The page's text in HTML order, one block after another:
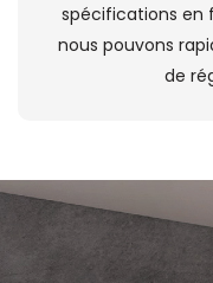
spécifications en
nous pouvons
de